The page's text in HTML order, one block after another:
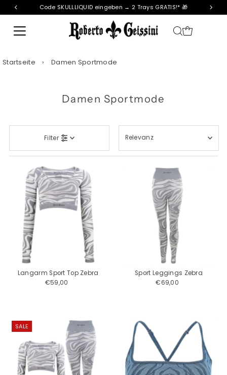
Direkt zum Inhalt
Code SKULLLIQUID eingeben → 2 Trays GRATIS!* 🎁
Startseite › Damen Sportmode
Damen Sportmode
Filter
Ausgewählt
Am relevantesten
meistverkauft
Alphabetisch, A-Z
Alphabetisch, Z-A
Preis, niedrig nach
Preis, hoch nach
Datum, alt zu neu
Langarm Sport Top Zebra
Regulärer
€59,00
Sport Leggings Zebra
Regulärer
€69,00
SALE